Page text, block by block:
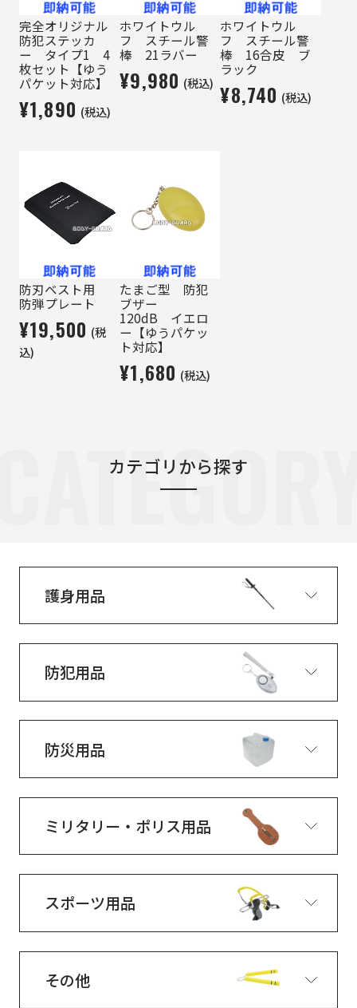
完全オリジナル
防犯ステッカ
ー タイプ1 4
枚セット【ゆう
パケット対応】
¥1,890 (税込)
ホワイトウル
フ スチール警
棒 21ラバー
¥9,980 (税込)
ホワイトウル
フ スチール警
棒 16合皮 ブ
ラック
¥8,740 (税込)
防刃ベスト用
防弾プレート
¥19,500 (税
込)
たまご型 防犯
ブザー
120dB イエロ
ー【ゆうパケッ
ト対応】
¥1,680 (税込)
カテゴリから探す
護身用品
防犯用品
防災用品
ミリタリー・ポリス用品
スポーツ用品
その他